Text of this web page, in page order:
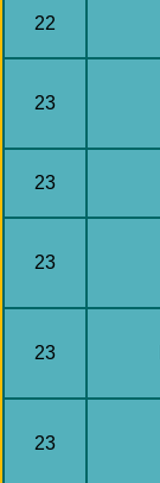
22
23
23
23
23
23